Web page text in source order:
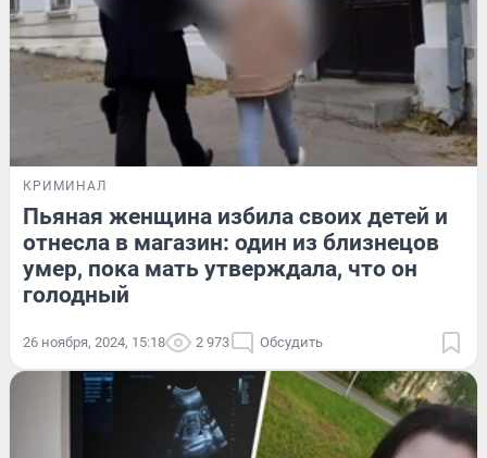
КРИМИНАЛ
Пьяная женщина избила своих детей и
отнесла в магазин: один из близнецов
умер, пока мать утверждала, что он
голодный
26 ноября, 2024, 15:18 2 973 Обсудить